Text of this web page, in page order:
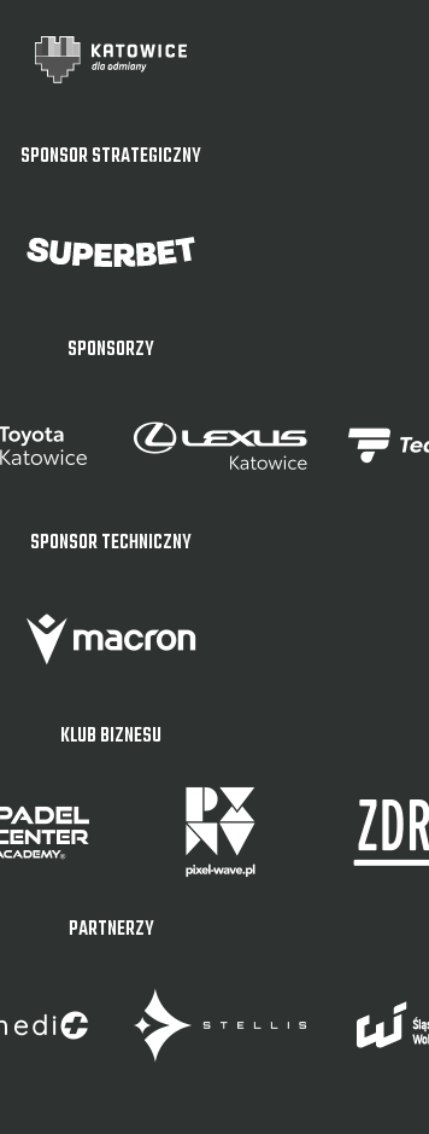
SPONSOR STRATEGICZNY
SPONSORZY
SPONSOR TECHNICZNY
KLUB BIZNESU
PARTNERZY